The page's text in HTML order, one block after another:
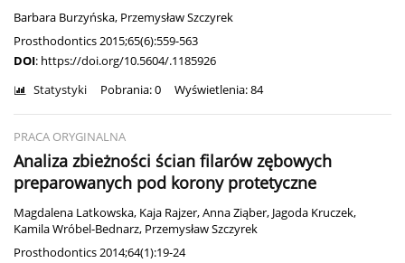
Barbara Burzyńska, Przemysław Szczyrek
Prosthodontics 2015;65(6):559-563
DOI: https://doi.org/10.5604/.1185926
Statystyki Pobrania: 0 Wyświetlenia: 84
PRACA ORYGINALNA
Analiza zbieżności ścian filarów zębowych
preparowanych pod korony protetyczne
Magdalena Latkowska, Kaja Rajzer,Anna Ziąber, Jagoda Kruczek,
Kamila Wróbel-Bednarz, Przemysław Szczyrek
Prosthodontics 2014;64(1):19-24